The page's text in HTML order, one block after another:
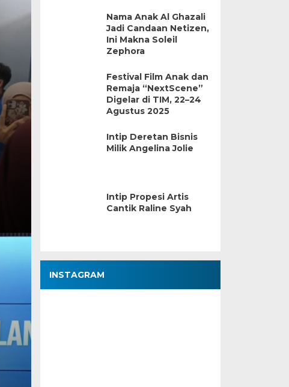
Nama Anak Al Ghazali
Jadi Candaan Netizen,
Ini Makna Soleil
Zephora
Festival Film Anak dan
Remaja “NextScene”
Digelar di TIM, 22–24
Agustus 2025
Intip Deretan Bisnis
Milik Angelina Jolie
Intip Propesi Artis
Cantik Raline Syah
INSTAGRAM